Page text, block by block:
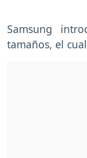
Samsung
tamaños, el